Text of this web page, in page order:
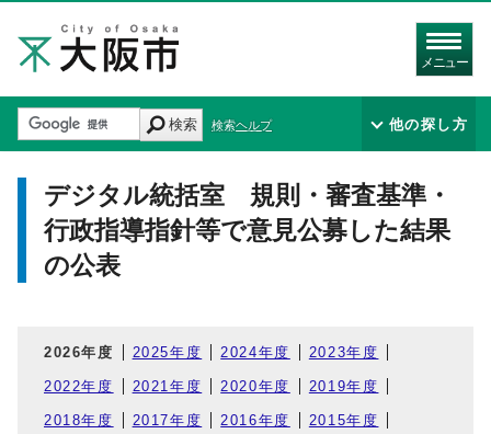
メニュー
検索 検索ヘルプ 他の探し方
デジタル統括室 規則・審査基準・
行政指導指針等で意見公募した結果
の公表
2026年度 2025年度 2024年度 2023年度
2022年度 2021年度 2020年度 2019年度
2018年度 2017年度 2016年度 2015年度